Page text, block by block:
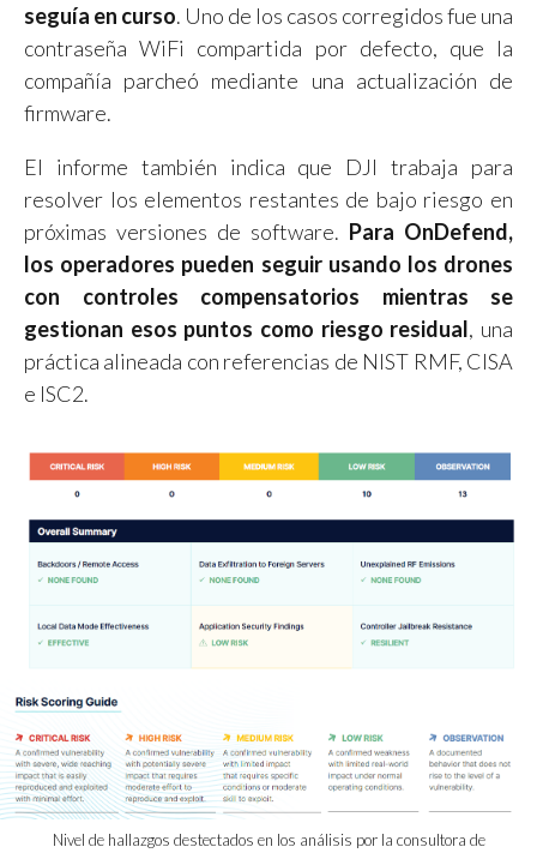
seguía en curso. Uno de los casos corregidos fue una
contraseña WiFi compartida por defecto, que la
compañía parcheó mediante una actualización de
firmware.
El informe también indica que DJI trabaja para
resolver los elementos restantes de bajo riesgo en
próximas versiones de software. Para OnDefend,
los operadores pueden seguir usando los drones
con controles compensatorios mientras se
gestionan esos puntos como riesgo residual, una
práctica alineada con referencias de NIST RMF, CISA
e ISC2.
Nivel de hallazgos destectados en los análisis por la consultora de